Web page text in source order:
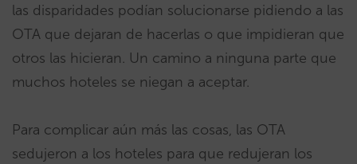
las disparidades podían solucionarse pidiendo a las
OTA que dejaran de hacerlas o que impidieran que
otros las hicieran. Un camino a ninguna parte que
muchos hoteles se niegan a aceptar.
Para complicar aún más las cosas, las OTA
sedujeron a los hoteles para que redujeran los